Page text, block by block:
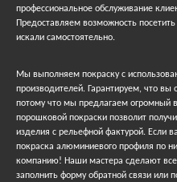
профессиональное обслуживание
Предоставляем возможность
искали самостоятельно.
Мы выполняем покраску с
производителей. Гарантируем, что вы
потому что мы предлагаем огромный
порошковой покраски позволит
изделия с рельефной фактурой. Если
покраска алюминиевого профиля по
компанию! Наши мастера сделают
заполнить форму обратной связи или